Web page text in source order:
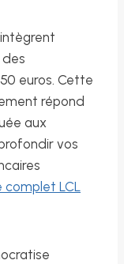
euros. Cette
répond
aux
vos
complet LCL